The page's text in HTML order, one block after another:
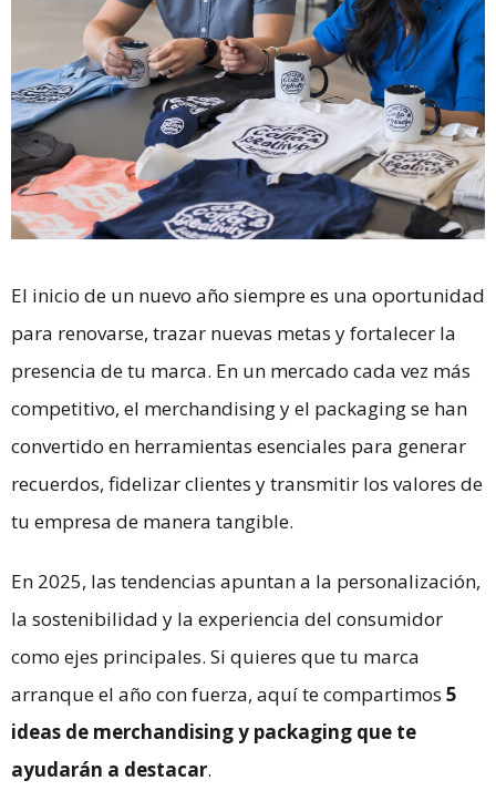
El inicio de un nuevo año siempre es una oportunidad
para renovarse, trazar nuevas metas y fortalecer la
presencia de tu marca. En un mercado cada vez más
competitivo, el merchandising y el packaging se han
convertido en herramientas esenciales para generar
recuerdos, fidelizar clientes y transmitir los valores de
tu empresa de manera tangible.
En 2025, las tendencias apuntan a la personalización,
la sostenibilidad y la experiencia del consumidor
como ejes principales. Si quieres que tu marca
arranque el año con fuerza, aquí te compartimos 5
ideas de merchandising y packaging que te
ayudarán a destacar.